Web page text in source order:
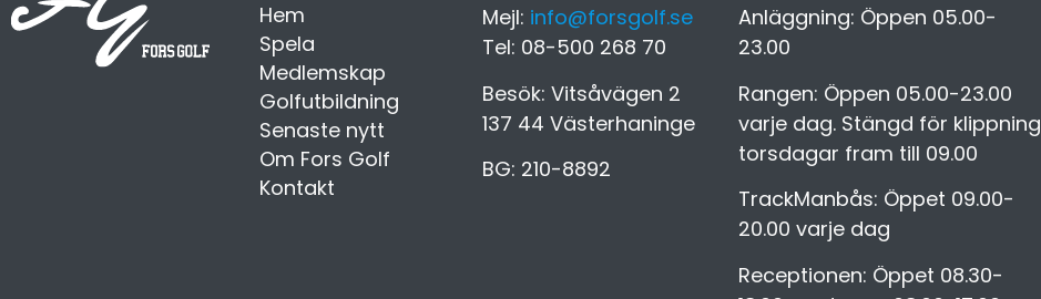
Hem
Spela
Medlemskap
Golfutbildning
Senaste nytt
Om Fors Golf
Kontakt
Mejl: info@forsgolf.se
Tel: 08-500 268 70
Besök: Vitsåvägen 2
137 44 Västerhaninge
BG: 210-8892
Anläggning: Öppen 05.00-
23.00
Rangen: Öppen 05.00-23.00
varje dag. Stängd för klippning
torsdagar fram till 09.00
TrackManbås: Öppet 09.00-
20.00 varje dag
Receptionen: Öppet 08.30-